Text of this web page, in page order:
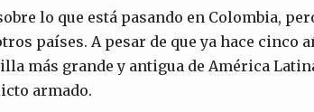
lo que está pasando en Colombia,
países. A pesar de que ya hace cinco
más grande y antigua de América
armado.